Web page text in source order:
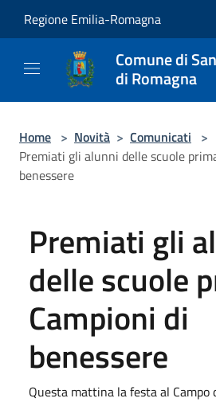
Regione Emilia-Romagna
Comune di
di Romagna
Home > Novità > Comunicati >
Premiati gli alunni delle scuole
benessere
Premiati gli
delle scuole
Campioni di
benessere
Questa mattina la festa al Campo